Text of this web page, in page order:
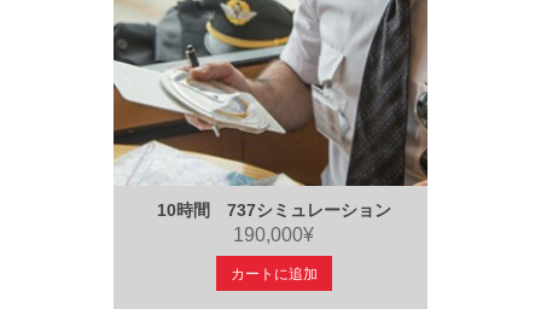
10時間 737シミュレーション
190,000¥
カートに追加